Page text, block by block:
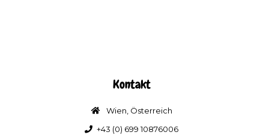
Kontakt
Wien, Österreich
+43 (0) 699 10876006